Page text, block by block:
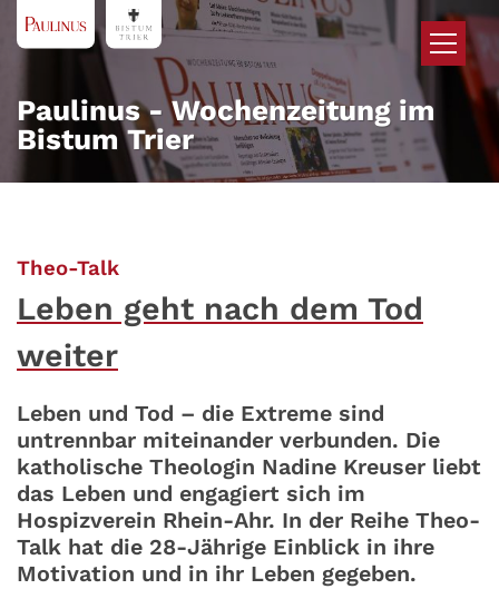
Zum Inhalt springen
Paulinus - Wochenzeitung im
Bistum Trier
Theo-Talk:
Leben geht nach dem Tod
weiter
Leben und Tod – die Extreme sind
untrennbar miteinander verbunden. Die
katholische Theologin Nadine Kreuser liebt
das Leben und engagiert sich im
Hospizverein Rhein-Ahr. In der Reihe Theo-
Talk hat die 28-Jährige Einblick in ihre
Motivation und in ihr Leben gegeben.